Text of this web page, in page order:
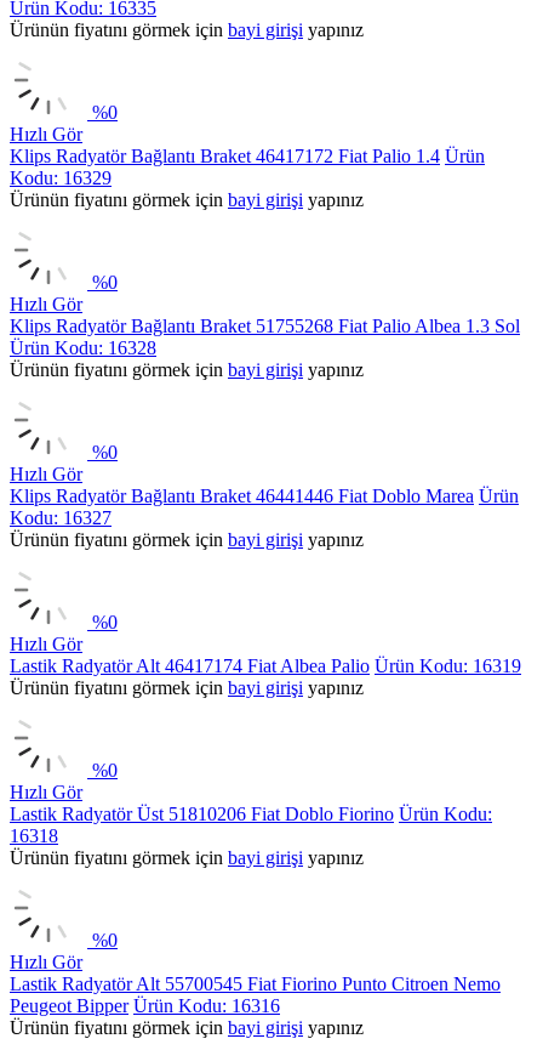
Ürün Kodu: 16335
Ürünün fiyatını görmek için bayi girişi yapınız
%0
Hızlı Gör
Klips Radyatör Bağlantı Braket 46417172 Fiat Palio 1.4 Ürün
Kodu: 16329
Ürünün fiyatını görmek için bayi girişi yapınız
%0
Hızlı Gör
Klips Radyatör Bağlantı Braket 51755268 Fiat Palio Albea 1.3 Sol
Ürün Kodu: 16328
Ürünün fiyatını görmek için bayi girişi yapınız
%0
Hızlı Gör
Klips Radyatör Bağlantı Braket 46441446 Fiat Doblo Marea Ürün
Kodu: 16327
Ürünün fiyatını görmek için bayi girişi yapınız
%0
Hızlı Gör
Lastik Radyatör Alt 46417174 Fiat Albea Palio Ürün Kodu: 16319
Ürünün fiyatını görmek için bayi girişi yapınız
%0
Hızlı Gör
Lastik Radyatör Üst 51810206 Fiat Doblo Fiorino Ürün Kodu:
16318
Ürünün fiyatını görmek için bayi girişi yapınız
%0
Hızlı Gör
Lastik Radyatör Alt 55700545 Fiat Fiorino Punto Citroen Nemo
Peugeot Bipper Ürün Kodu: 16316
Ürünün fiyatını görmek için bayi girişi yapınız